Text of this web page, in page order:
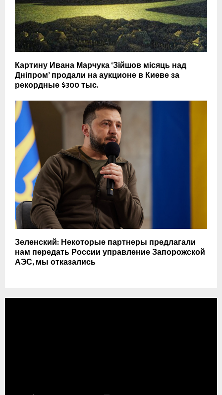
Картину Ивана Марчука ‘Зійшов місяць над
Дніпром’ продали на аукционе в Киеве за
рекордные $300 тыс.
Зеленский: Некоторые партнеры предлагали
нам передать России управление Запорожской
АЭС, мы отказались